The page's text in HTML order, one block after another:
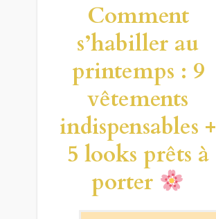
Comment
s’habiller au
printemps : 9
vêtements
indispensables +
5 looks prêts à
porter